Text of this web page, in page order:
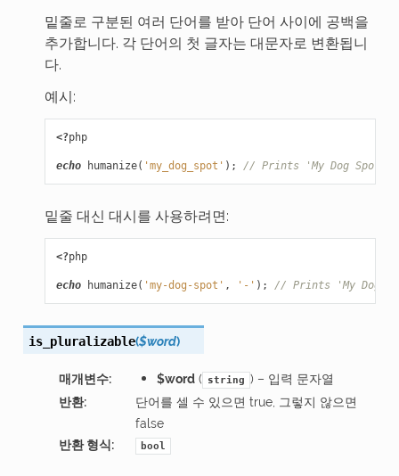
밑줄로 구분된 여러 단어를 받아 단어 사이에 공백을
추가합니다. 각 단어의 첫 글자는 대문자로 변환됩니
다.
예시:
<?php
echo humanize( 'my_dog_spot' ); // Prints 'My Dog Spot'
밑줄 대신 대시를 사용하려면:
<?php
echo humanize( 'my-dog-spot' , '-' ); // Prints 'My Dog
is_pluralizable($word)
매개변수: $word( string ) – 입력 문자열
반환:
단어를 셀 수 있으면 true, 그렇지 않으면
false
반환 형식: bool